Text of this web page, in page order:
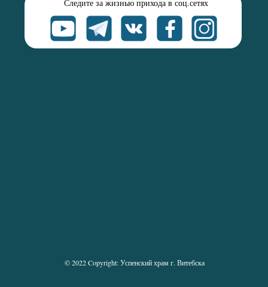
© 2022 Copyright: Успенский храм г. Витебска
Следите за жизнью прихода в соц.сетях